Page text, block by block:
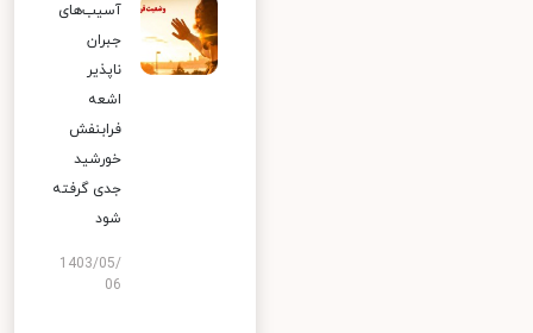
آسیب‌های
جبران
ناپذیر
اشعه
فرابنفش
خورشید
جدی گرفته
شود
1403/05/
06